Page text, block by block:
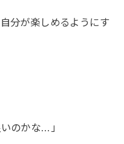
分が楽しめるようにす
のかな…」